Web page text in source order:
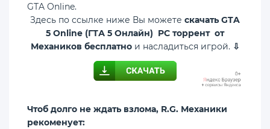
GTA Online.
Здесь по ссылке ниже Вы можете скачать GTA
5 Online (ГТА 5 Онлайн) PC торрент от
Механиков бесплатнои насладиться игрой. ⇩
Чтоб долго не ждать взлома, R.G. Механики
рекоменует: